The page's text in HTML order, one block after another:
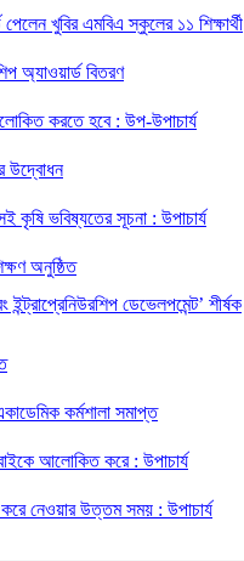
খুবির এমবিএ স্কুলের ১১ শিক্ষার্থী
অ্যাওয়ার্ড বিতরণ
করতে হবে : উপ-উপাচার্য
উদ্বোধন
কৃষি ভবিষ্যতের সূচনা : উপাচার্য
অনুষ্ঠিত
ডেভেলপমেন্ট’ শীর্ষক
কর্মশালা সমাপ্ত
আলোকিত করে : উপাচার্য
নেওয়ার উত্তম সময় : উপাচার্য